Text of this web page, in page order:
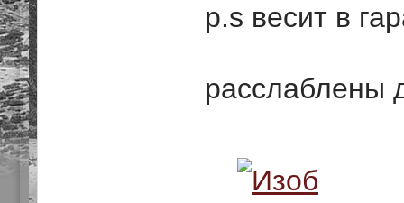
p.s весит в
расслаблены